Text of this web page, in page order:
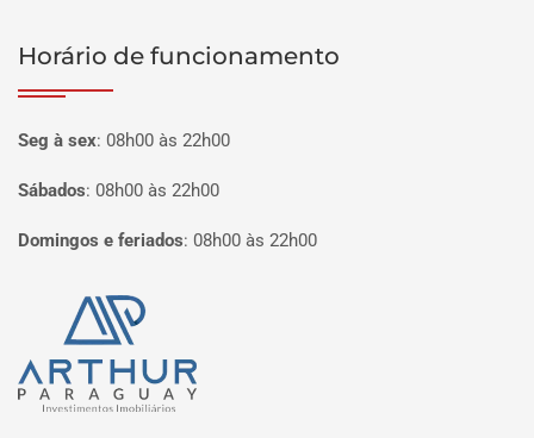
Horário de funcionamento
Seg à sex: 08h00 às 22h00
Sábados: 08h00 às 22h00
Domingos e feriados: 08h00 às 22h00
Página inicial